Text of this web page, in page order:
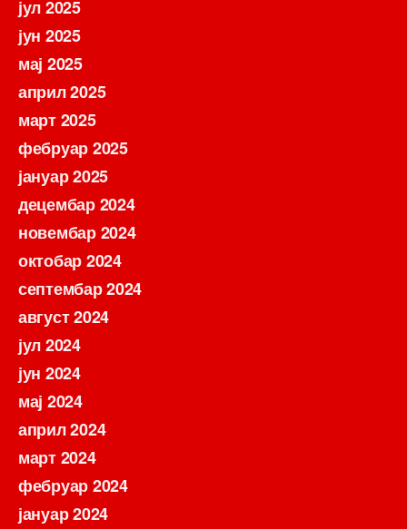
јул 2025
јун 2025
мај 2025
април 2025
март 2025
фебруар 2025
јануар 2025
децембар 2024
новембар 2024
октобар 2024
септембар 2024
август 2024
јул 2024
јун 2024
мај 2024
април 2024
март 2024
фебруар 2024
јануар 2024